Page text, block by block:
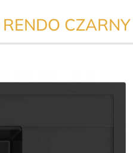
CZARNY